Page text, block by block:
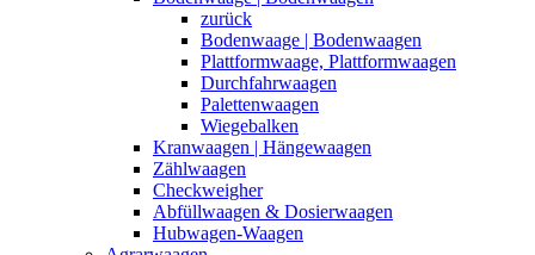
zurück
Bodenwaage | Bodenwaagen
Plattformwaage, Plattformwaagen
Durchfahrwaagen
Palettenwaagen
Wiegebalken
Kranwaagen | Hängewaagen
Zählwaagen
Checkweigher
Abfüllwaagen & Dosierwaagen
Hubwagen-Waagen